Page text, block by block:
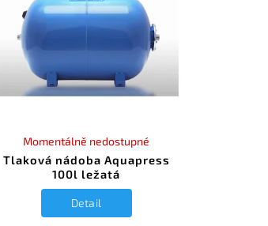
Tlaková nádoba Aquapress
100l ležatá
Momentálně nedostupné
Detail